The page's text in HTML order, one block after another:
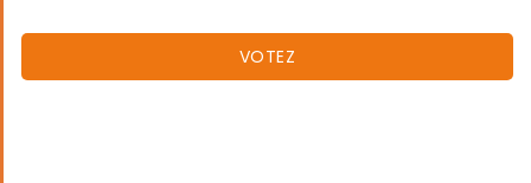
VOTEZ